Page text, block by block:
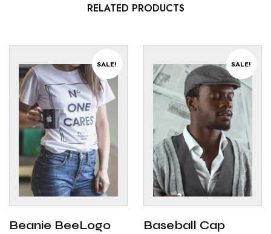
RELATED PRODUCTS
SALE!
Beanie BeeLogo
SALE!
Baseball Cap